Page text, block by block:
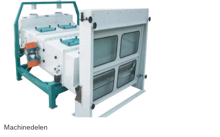
Machinedelen